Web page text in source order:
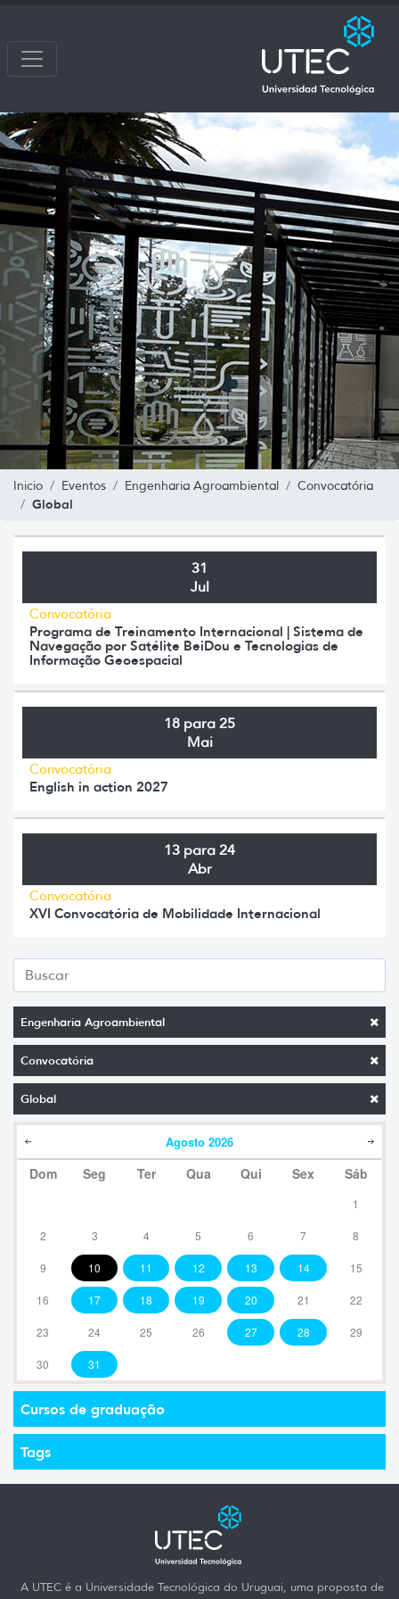
Inicio Eventos Engenharia Agroambiental Convocatória
Global
Engenharia Agroambiental
Convocatória
Global
Agosto 2026
Dom Seg Ter Qua Qui Sex Sáb
1
2 3 4 5 6 7 8
9 10 11 12 13 14 15
16 17 18 19 20 21 22
23 24 25 26 27 28 29
30 31
Cursos de graduação
Tags
31
Jul
Convocatória
Programa de Treinamento Internacional | Sistema de
Navegação por Satélite BeiDou e Tecnologias de
Informação Geoespacial
18 para 25
Mai
Convocatória
English in action 2027
13 para 24
Abr
Convocatória
XVI Convocatória de Mobilidade Internacional
A UTEC é a Universidade Tecnológica do Uruguai, uma proposta de